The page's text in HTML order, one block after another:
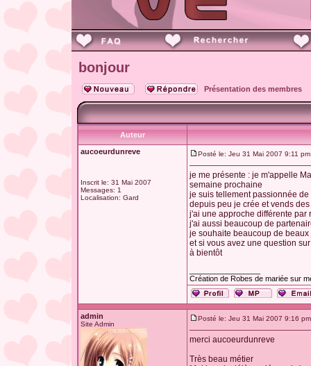
bonjour
Présentation des membres
Auteur
aucoeurdunreve
Inscrit le: 31 Mai 2007
Messages: 1
Localisation: Gard
Posté le: Jeu 31 Mai 2007 9:11 pm
je me présente : je m'appelle
semaine prochaine
je suis tellement passionnée
depuis peu je crée et vends
j'ai une approche différente par
j'ai aussi beaucoup de
je souhaite beaucoup de
et si vous avez une question
à bientôt
Création de Robes de mariée sur
admin
Site Admin
Posté le: Jeu 31 Mai 2007 9:16 pm
merci aucoeurdunreve
Très beau métier